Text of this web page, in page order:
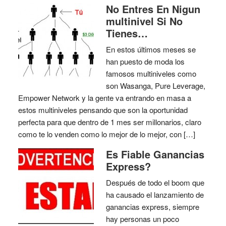
No Entres En Nigun
multinivel Si No
Tienes…
En estos últimos meses se
han puesto de moda los
famosos multiniveles como
son Wasanga, Pure Leverage,
Empower Network y la gente va entrando en masa a
estos multiniveles pensando que son la oportunidad
perfecta para que dentro de 1 mes ser millonarios, claro
como te lo venden como lo mejor de lo mejor, con […]
Es Fiable Ganancias
Express?
Después de todo el boom que
ha causado el lanzamiento de
ganancias express, siempre
hay personas un poco